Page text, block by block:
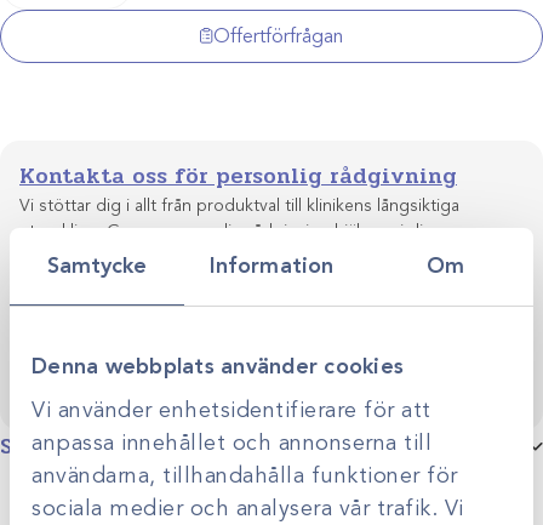
Samtycke Information Om
Denna webbplats använder cookies
Vi använder enhetsidentifierare för att
anpassa innehållet och annonserna till
användarna, tillhandahålla funktioner för
sociala medier och analysera vår trafik. Vi
0
sutur
/3dz
mängd
Offertförfrågan
Specifikationer
Suturmodell
Kontakta oss för personlig rådgivning
Vi stöttar dig i allt från produktval till klinikens långsiktiga
utveckling. Genom personlig rådgivning hjälper vi dig
skapa smarta, hållbara lösningar anpassade efter just er
verksamhet.